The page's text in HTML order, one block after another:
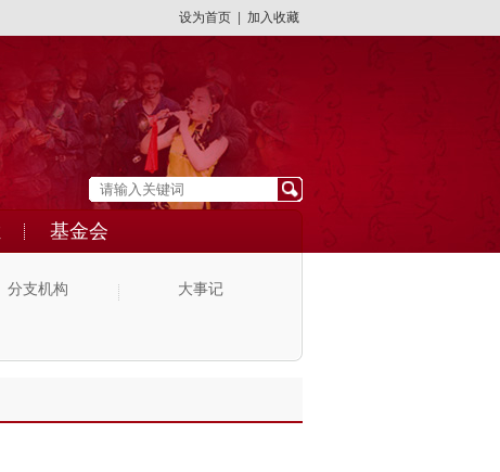
设为首页 加入收藏
分支机构 大事记
基金会